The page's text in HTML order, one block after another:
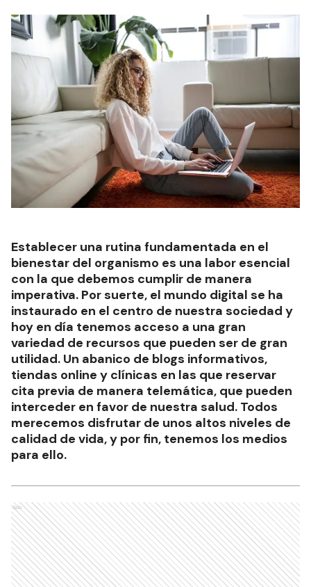
Establecer una rutina fundamentada en el
bienestar del organismo es una labor esencial
con la que debemos cumplir de manera
imperativa. Por suerte, el mundo digital se ha
instaurado en el centro de nuestra sociedad y
hoy en día tenemos acceso a una gran
variedad de recursos que pueden ser de gran
utilidad. Un abanico de blogs informativos,
tiendas online y clínicas en las que reservar
cita previa de manera telemática, que pueden
interceder en favor de nuestra salud. Todos
merecemos disfrutar de unos altos niveles de
calidad de vida, y por fin, tenemos los medios
para ello.
Ads